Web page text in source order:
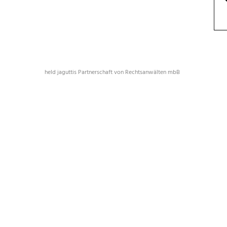
held jaguttis Partnerschaft von Rechtsanwälten mbB